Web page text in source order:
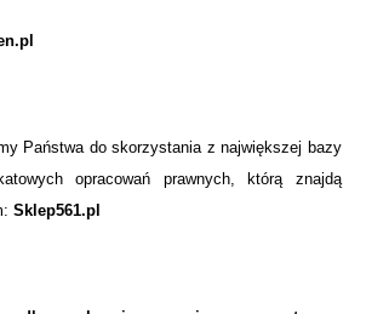
Państwa do skorzystania z największej bazy
opracowań prawnych, którą znajdą
Sklep561.pl